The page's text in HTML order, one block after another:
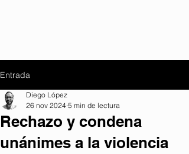
Entrada
Rechazo y condena
unánimes a la violencia
Diego López
26 nov 2024 5 min de lectura